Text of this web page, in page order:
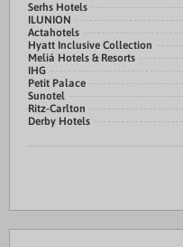
Serhs Hotels
ILUNION
Actahotels
Hyatt Inclusive Collection
Meliá Hotels & Resorts
IHG
Petit Palace
Sunotel
Ritz-Carlton
Derby Hotels